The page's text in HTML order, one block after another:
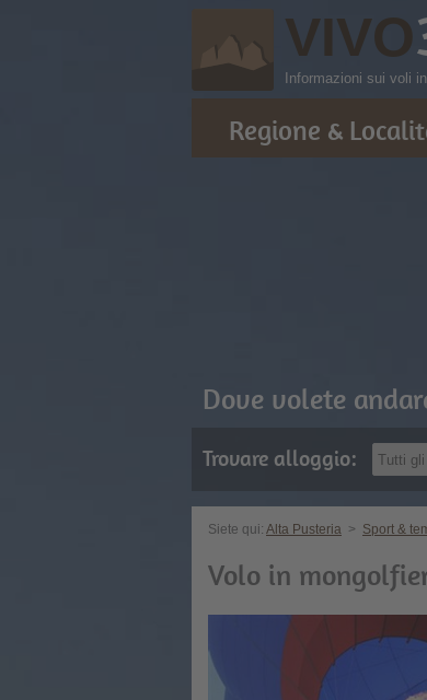
VIVO
Informazioni sui voli
Dove volete
Trovare alloggio:
Regione &
Siete qui: Alta Pusteria > Sport &
Volo in